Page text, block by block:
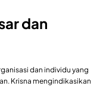
dan
dan individu yang
Krisna mengindikasikan